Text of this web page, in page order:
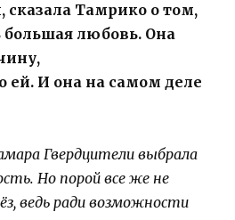
сказала Тамрико о том,
большая любовь. Она
ей. И она на самом деле
Гвердцители выбрала
Но порой все же не
ведь ради возможности